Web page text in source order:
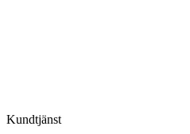
Kundtjänst